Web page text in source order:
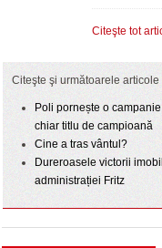
Citeşte tot
Citeşte şi următoarele articole
Poli pornește o
chiar titlu de campioană
Cine a tras vântul?
Dureroasele victorii
administrației Fritz